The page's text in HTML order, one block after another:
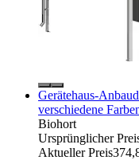
Gerätehaus-
verschiedene
Biohort
Ursprünglicher
Aktueller Preis